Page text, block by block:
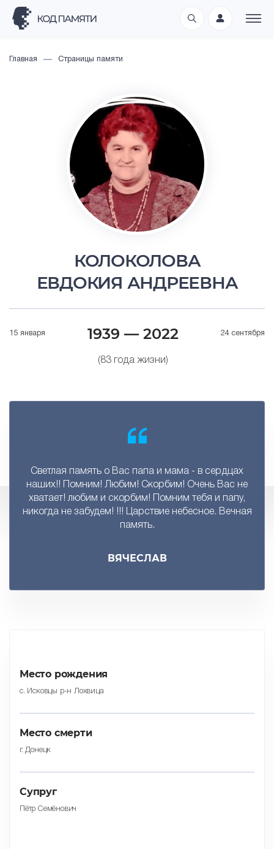
Главная Страницы памяти
КОЛОКОЛОВА
ЕВДОКИЯ АНДРЕЕВНА
15 января 1939 — 2022
(83 года жизни)
24 сентября
Светлая память о Вас папа и мама - в сердцах
наших!! Помним! Любим! Скорбим! Очень Вас не
хватает! любим и скорбим! Помним тебя и папу,
никогда не забудем! !!! Царствие небесное. Вечная
память.
ВЯЧЕСЛАВ
Место рождения
с. Исковцы р-н Лохвица
Место смерти
г. Донецк
Cупруг
Пётр Семёнович